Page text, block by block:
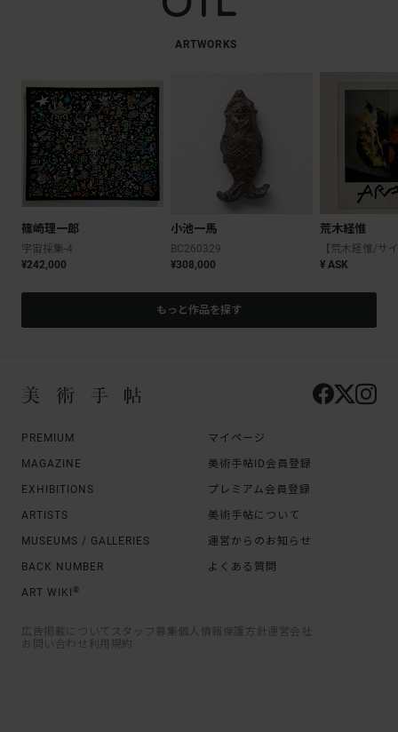
ARTWORKS
篠崎理一郎
宇宙採集-4
¥242,000
小池一馬
BC260329
¥308,000
荒木経惟
¥ ASK
もっと作品を探す
PREMIUM
MAGAZINE
EXHIBITIONS
ARTISTS
MUSEUMS / GALLERIES
BACK NUMBER
ART WIKI ®
マイページ
美術手帖ID会員登録
プレミアム会員登録
美術手帖について
運営からのお知らせ
よくある質問
広告掲載について スタッフ募集 個人情報保護方針
運営会社
お問い合わせ
利用規約